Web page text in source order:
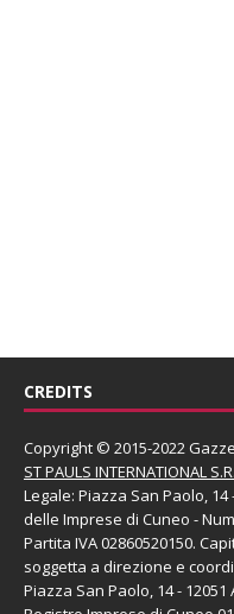
CREDITS
Copyright © 2015-2022
ST PAULS INTERNATIONAL
Legale: Piazza San Paolo, 14
delle Imprese di Cuneo -
Partita IVA 02860520150.
soggetta a direzione e
Piazza San Paolo, 14 -